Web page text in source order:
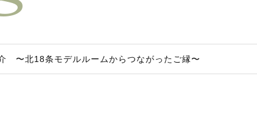
〜北18条モデルルームからつながったご縁〜